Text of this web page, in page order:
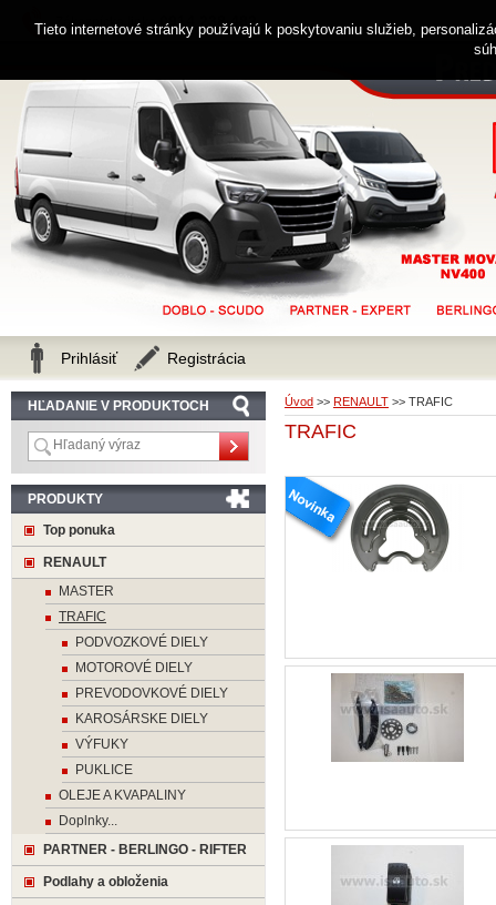
Úvod >> RENAULT >> TRAFIC
TRAFIC
HĽADANIE V PRODUKTOCH
PRODUKTY
Top ponuka
RENAULT
MASTER
TRAFIC
PODVOZKOVÉ DIELY
MOTOROVÉ DIELY
PREVODOVKOVÉ DIELY
KAROSÁRSKE DIELY
VÝFUKY
PUKLICE
OLEJE A KVAPALINY
Doplnky...
PARTNER - BERLINGO - RIFTER
Podlahy a obloženia
Zákaznícka linka 0914 238 482
Prihlásiť Registrácia
Tieto internetové stránky používajú k poskytovaniu služieb,